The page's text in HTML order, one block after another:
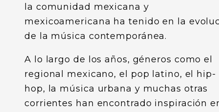
la comunidad mexicana y
mexicoamericana ha tenido en la
de la música contemporánea.
A lo largo de los años, géneros como el
regional mexicano, el pop latino, el hip-
hop, la música urbana y muchas otras
corrientes han encontrado inspiración